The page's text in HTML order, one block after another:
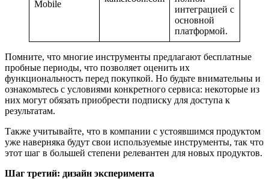
Mobile
интеграцией с
основной
платформой.
Помните, что многие инструменты предлагают бесплатные
пробные периоды, что позволяет оценить их
функциональность перед покупкой.​ Но будьте внимательны и
ознакомьтесь с условиями конкретного сервиса: некоторые из
них могут обязать приобрести подписку для доступа к
результатам.
Также учитывайте, что в компании с устоявшимся продуктом
уже наверняка будут свои используемые инструменты, так что
этот шаг в большей степени релевантен для новых продуктов.
Шаг третий: дизайн эксперимента